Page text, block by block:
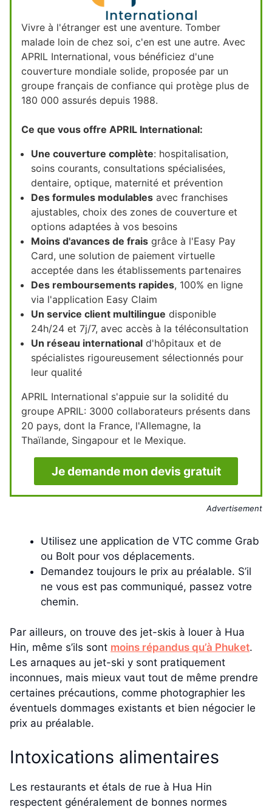
Vivre à l'étranger est une aventure. Tomber
malade loin de chez soi, c'en est une autre. Avec
APRIL International, vous bénéficiez d'une
couverture mondiale solide, proposée par un
groupe français de confiance qui protège plus de
180 000 assurés depuis 1988.
Ce que vous offre APRIL International:
Une couverture complète: hospitalisation,
soins courants, consultations spécialisées,
dentaire, optique, maternité et prévention
Des formules modulables avec franchises
ajustables, choix des zones de couverture et
options adaptées à vos besoins
Moins d'avances de frais grâce à l'Easy Pay
Card, une solution de paiement virtuelle
acceptée dans les établissements partenaires
Des remboursements rapides, 100% en ligne
via l'application Easy Claim
Un service client multilingue disponible
24h/24 et 7j/7, avec accès à la téléconsultation
Un réseau international d'hôpitaux et de
spécialistes rigoureusement sélectionnés pour
leur qualité
APRIL International s'appuie sur la solidité du
groupe APRIL: 3000 collaborateurs présents dans
20 pays, dont la France, l'Allemagne, la
Thaïlande, Singapour et le Mexique.
Je demande mon devis gratuit
Advertisement
Utilisez une application de VTC comme Grab
ou Bolt pour vos déplacements.
Demandez toujours le prix au préalable. S’il
ne vous est pas communiqué, passez votre
chemin.
Par ailleurs, on trouve des jet-skis à louer à Hua
Hin, même s’ils sont moins répandus qu’à Phuket.
Les arnaques au jet-ski y sont pratiquement
inconnues, mais mieux vaut tout de même prendre
certaines précautions, comme photographier les
éventuels dommages existants et bien négocier le
prix au préalable.
Intoxications alimentaires
Les restaurants et étals de rue à Hua Hin
respectent généralement de bonnes normes